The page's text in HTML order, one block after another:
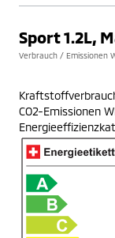
Sport 1.2L,
Verbrauch / Emissionen
CO2-Emissionen